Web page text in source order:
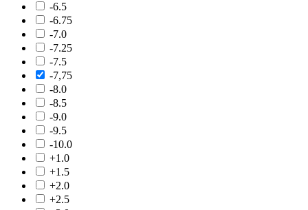
-6.5
-6.75
-7.0
-7.25
-7.5
-7,75
-8.0
-8.5
-9.0
-9.5
-10.0
+1.0
+1.5
+2.0
+2.5